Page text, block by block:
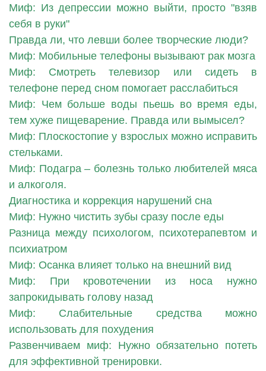
Миф: Из депрессии можно выйти, просто "взяв
себя в руки"
Правда ли, что левши более творческие люди?
Миф: Мобильные телефоны вызывают рак мозга
Миф: Смотреть телевизор или сидеть в
телефоне перед сном помогает расслабиться
Миф: Чем больше воды пьешь во время еды,
тем хуже пищеварение. Правда или вымысел?
Миф: Плоскостопие у взрослых можно исправить
стельками.
Миф: Подагра – болезнь только любителей мяса
и алкоголя.
Диагностика и коррекция нарушений сна
Миф: Нужно чистить зубы сразу после еды
Разница между психологом, психотерапевтом и
психиатром
Миф: Осанка влияет только на внешний вид
Миф: При кровотечении из носа нужно
запрокидывать голову назад
Миф: Слабительные средства можно
использовать для похудения
Развенчиваем миф: Нужно обязательно потеть
для эффективной тренировки.